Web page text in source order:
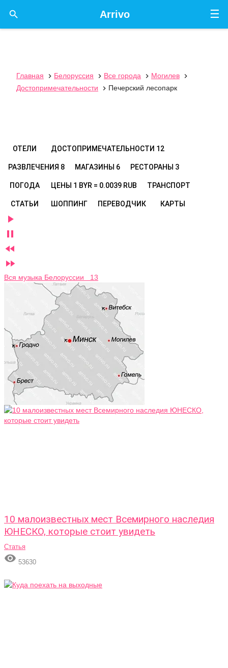
☰
Arrivo

Главная  Белоруссия  Все города  Могилев

Достопримечательности
 Печерский лесопарк
ОТЕЛИ ДОСТОПРИМЕЧАТЕЛЬНОСТИ 12
РАЗВЛЕЧЕНИЯ 8 МАГАЗИНЫ 6 РЕСТОРАНЫ 3
ПОГОДА ЦЕНЫ 1 BYR = 0.0039 RUB ТРАНСПОРТ
СТАТЬИ ШОППИНГ ПЕРЕВОДЧИК КАРТЫ




Вся музыка Белоруссии 13
10 малоизвестных мест Всемирного наследия
ЮНЕСКО, которые стоит увидеть
Статья
 53630